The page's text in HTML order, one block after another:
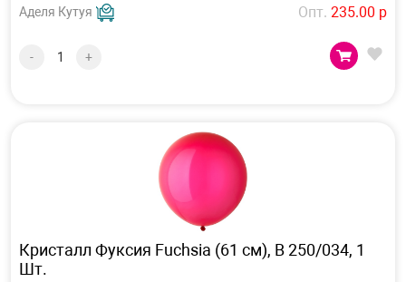
Аделя Кутуя
Опт. 235.00 р
- +
Кристалл Фуксия Fuchsia (61 см), B 250/034, 1
Шт.